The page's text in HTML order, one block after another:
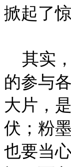
掀起了
其实，
的参与
大片，
伏；粉
也要当